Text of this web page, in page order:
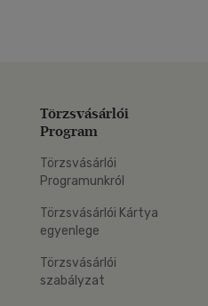
Törzsvásárlói
Program
Törzsvásárlói
Programunkról
Törzsvásárlói Kártya
egyenlege
Törzsvásárlói
szabályzat